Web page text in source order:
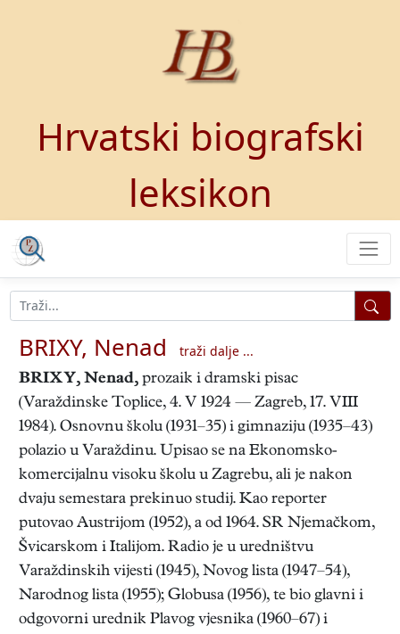
Hrvatski biografski
leksikon
BRIXY, Nenad
traži dalje ...
BRIXY, Nenad, prozaik i dramski pisac
(Varaždinske Toplice, 4. V 1924 — Zagreb, 17. VIII
1984). Osnovnu školu (1931–35) i gimnaziju (1935–43)
polazio u Varaždinu. Upisao se na Ekonomsko-
komercijalnu visoku školu u Zagrebu, ali je nakon
dvaju semestara prekinuo studij. Kao reporter
putovao Austrijom (1952), a od 1964. SR Njemačkom,
Švicarskom i Italijom. Radio je u uredništvu
Varaždinskih vijesti (1945), Novog lista (1947–54),
Narodnog lista (1955); Globusa (1956), te bio glavni i
odgovorni urednik Plavog vjesnika (1960–67) i